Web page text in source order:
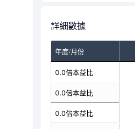
詳細數據
年度/月份
0.0倍本益比
0.0倍本益比
0.0倍本益比